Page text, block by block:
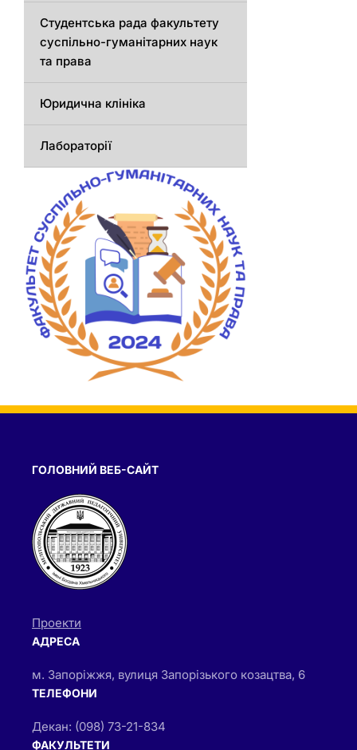
Студентська рада факультету
суспільно-гуманітарних наук
та права
Юридична клініка
Лабораторії
ГОЛОВНИЙ ВЕБ-САЙТ
Проекти
АДРЕСА
м. Запоріжжя, вулиця Запорізького козацтва, 6
ТЕЛЕФОНИ
Декан: (098) 73-21-834
ФАКУЛЬТЕТИ